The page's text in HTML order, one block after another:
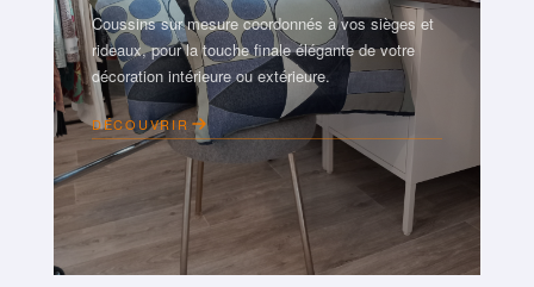
Coussins sur mesure coordonnés à vos sièges et
rideaux, pour la touche finale élégante de votre
décoration intérieure ou extérieure.
DÉCOUVRIR